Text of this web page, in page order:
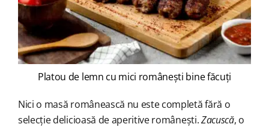
Platou de lemn cu mici românești bine făcuți
Nici o masă românească nu este completă fără o
selecție delicioasă de aperitive românești.Zacuscă, o